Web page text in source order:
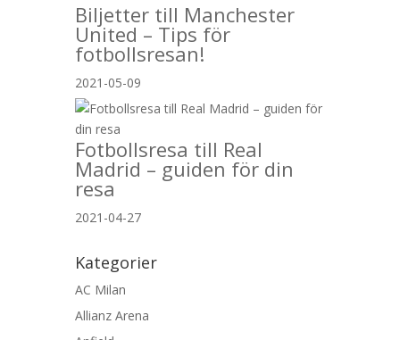
Biljetter till Manchester
United – Tips för
fotbollsresan!
2021-05-09
Fotbollsresa till Real
Madrid – guiden för din
resa
2021-04-27
Kategorier
AC Milan
Allianz Arena